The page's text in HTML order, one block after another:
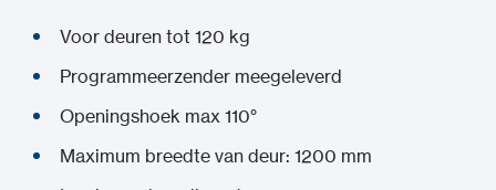
Voor deuren tot 120 kg
Programmeerzender meegeleverd
Openingshoek max 110°
Maximum breedte van deur: 1200 mm